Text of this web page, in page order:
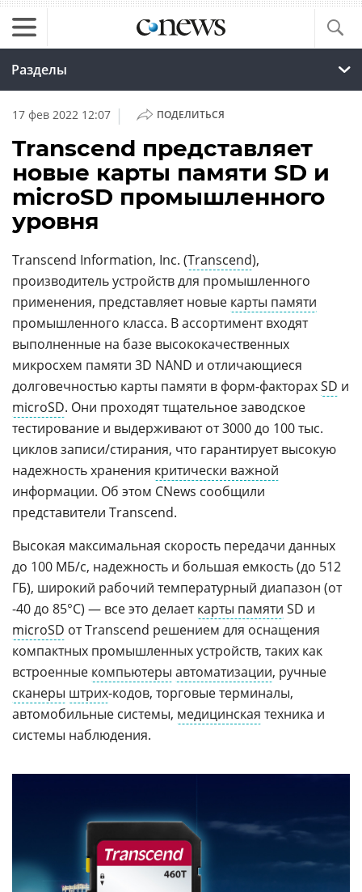
Разделы
17 фев 2022 12:07 | ПОДЕЛИТЬСЯ
Transcend представляет
новые карты памяти SD и
microSD промышленного
уровня
Transcend Information, Inc. (Transcend),
производитель устройств для промышленного
применения, представляет новые карты памяти
промышленного класса. В ассортимент входят
выполненные на базе высококачественных
микросхем памяти 3D NAND и отличающиеся
долговечностью карты памяти в форм-факторахSD и
microSD. Они проходят тщательное заводское
тестирование и выдерживают от 3000 до 100 тыс.
циклов записи/стирания, что гарантирует высокую
надежность хранения критически важной
информации. Об этом CNews сообщили
представители Transcend.
Высокая максимальная скорость передачи данных
до 100 МБ/с, надежность и большая емкость (до 512
ГБ), широкий рабочий температурный диапазон (от
-40 до 85°C) — все это делаеткарты памяти SD и
microSD от Transcend решением для оснащения
компактных промышленных устройств, таких как
встроенные компьютеры автоматизации, ручные
сканеры штрих-кодов, торговые терминалы,
автомобильные системы, медицинская техника и
системы наблюдения.